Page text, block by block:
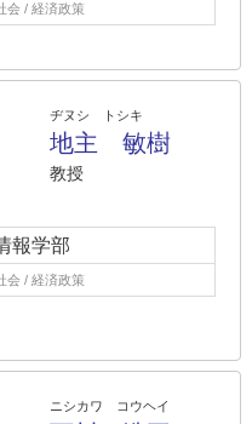
会 / 経済政策
ヂヌシ トシキ
地主 敏樹
教授
報学部
会 / 経済政策
ニシカワ コウヘイ